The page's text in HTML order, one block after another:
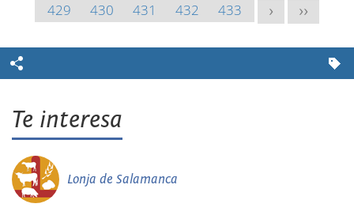
429
430 431 432 433 > >>
Te interesa
Lonja de Salamanca